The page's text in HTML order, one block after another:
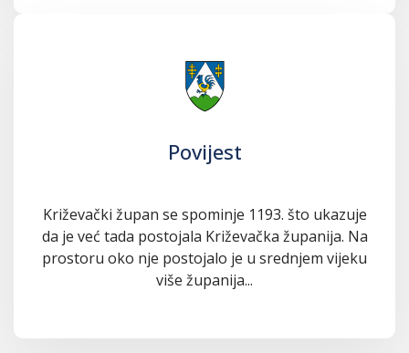
Povijest
Križevački župan se spominje 1193. što ukazuje
da je već tada postojala Križevačka županija. Na
prostoru oko nje postojalo je u srednjem vijeku
više županija...